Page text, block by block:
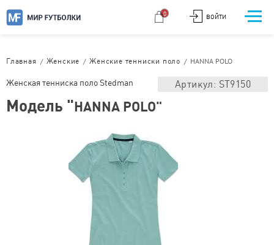
ВОЙТИ
0
Главная / Женские /Женские тенниски поло / HANNA POLO
Женская тенниска поло Stedman Артикул: ST9150
Модель "HANNA POLO"